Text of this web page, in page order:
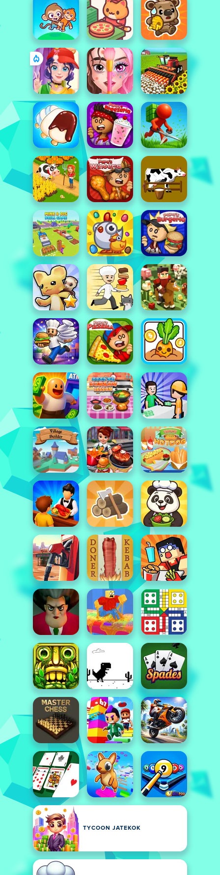
TYCOON JATEKOK